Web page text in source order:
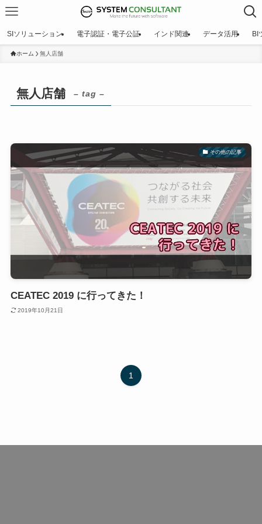
SIソリューション 電子認証・電子公証 インド関連 データ活用 BI
ホーム 無人店舗
無人店舗 – tag –
その他の記事
CEATEC 2019 に行ってきた！
2019年10月21日
1